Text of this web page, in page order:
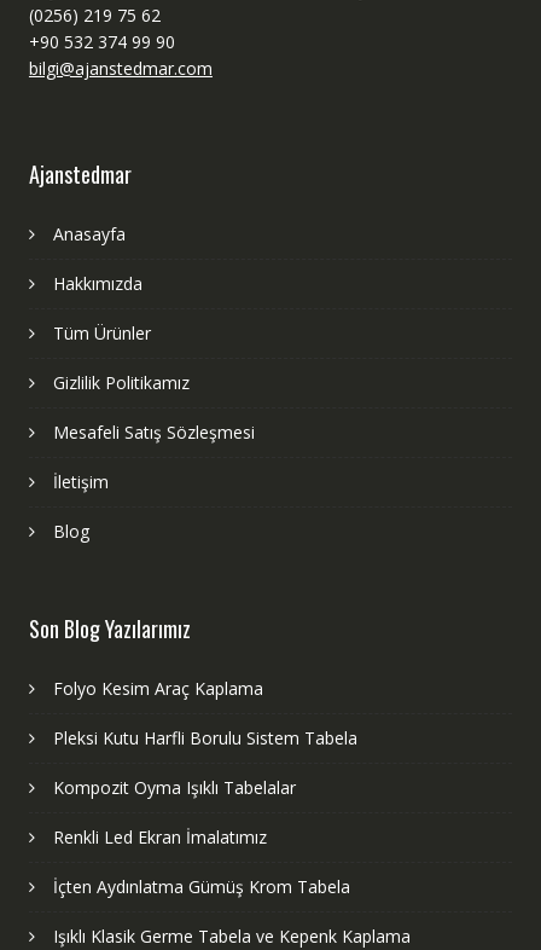
(0256) 219 75 62
+90 532 374 99 90
bilgi@ajanstedmar.com
Ajanstedmar
Anasayfa
Hakkımızda
Tüm Ürünler
Gizlilik Politikamız
Mesafeli Satış Sözleşmesi
İletişim
Blog
Son Blog Yazılarımız
Folyo Kesim Araç Kaplama
Pleksi Kutu Harfli Borulu Sistem Tabela
Kompozit Oyma Işıklı Tabelalar
Renkli Led Ekran İmalatımız
İçten Aydınlatma Gümüş Krom Tabela
Işıklı Klasik Germe Tabela ve Kepenk Kaplama